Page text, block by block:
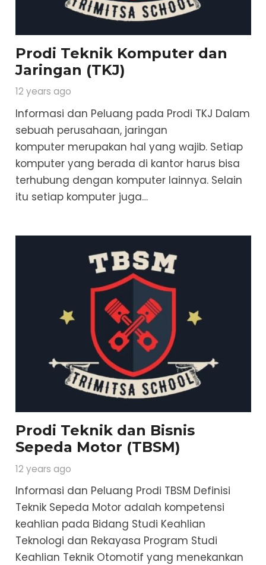
Prodi Teknik Komputer dan
Jaringan (TKJ)
12 years ago
Informasi dan Peluang pada Prodi TKJ Dalam
sebuah perusahaan, jaringan
komputer merupakan hal yang wajib. Setiap
komputer yang berada di kantor harus bisa
terhubung dengan komputer lainnya. Selain
itu setiap komputer juga…
Prodi Teknik dan Bisnis
Sepeda Motor (TBSM)
12 years ago
Informasi dan Peluang Prodi TBSM Definisi
Teknik Sepeda Motor adalah kompetensi
keahlian pada Bidang Studi Keahlian
Teknologi dan Rekayasa Program Studi
Keahlian Teknik Otomotif yang menekankan